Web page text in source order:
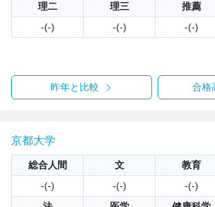
理二
理三 推薦
-(-)
-(-) -(-)
昨年と比較 合格
京都大学
総合人間
文 教育
-(-)
-(-) -(-)